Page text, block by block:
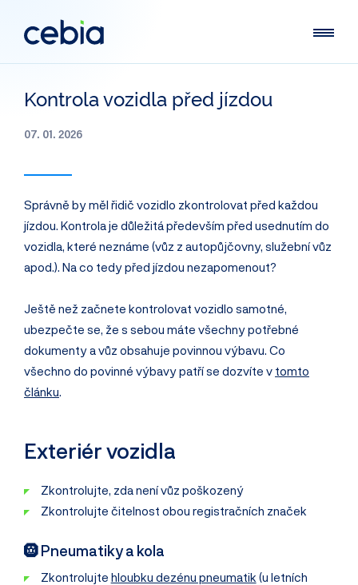
Kontrola vozidla před jízdou
07. 01. 2026
Správně by měl řidič vozidlo zkontrolovat před každou
jízdou. Kontrola je důležitá především před usednutím do
vozidla, které neznáme (vůz z autopůjčovny, služební vůz
apod.). Na co tedy před jízdou nezapomenout?
Ještě než začnete kontrolovat vozidlo samotné,
ubezpečte se, že s sebou máte všechny potřebné
dokumenty a vůz obsahuje povinnou výbavu. Co
všechno do povinné výbavy patří se dozvíte v tomto
článku.
Exteriér vozidla
Zkontrolujte, zda není vůz poškozený
Zkontrolujte čitelnost obou registračních značek
🛞 Pneumatiky a kola
Zkontrolujte hloubku dezénu pneumatik (u letních